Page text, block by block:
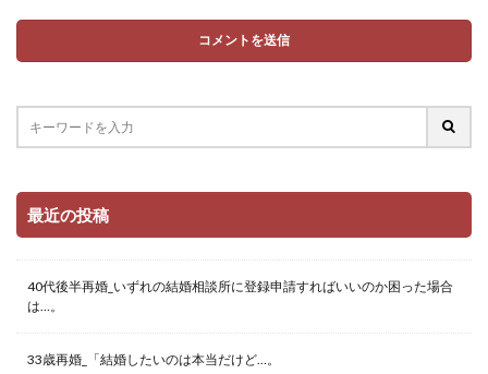
最近の投稿
40代後半再婚_いずれの結婚相談所に登録申請すればいいのか困った場合
は…。
33歳再婚_「結婚したいのは本当だけど…。